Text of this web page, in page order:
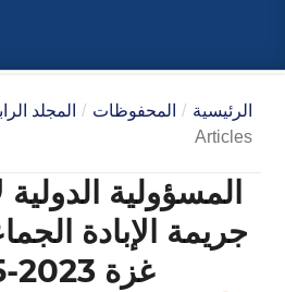
الرئيسية / المحفوظات / المجلد
Articles
المسؤولية
جريمة الإبادة
غزة 2023-2025